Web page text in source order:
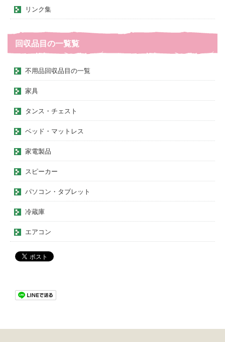
リンク集
回収品目の一覧覧
不用品回収品目の一覧
家具
タンス・チェスト
ベッド・マットレス
家電製品
スピーカー
パソコン・タブレット
冷蔵庫
エアコン